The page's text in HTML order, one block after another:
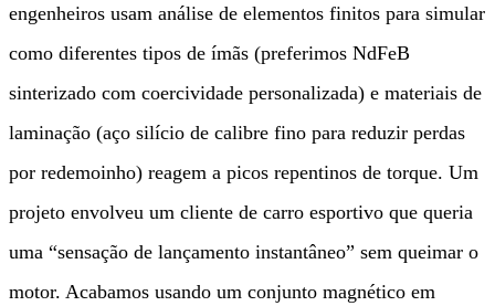
engenheiros usam análise de elementos finitos para simular
como diferentes tipos de ímãs (preferimos NdFeB
sinterizado com coercividade personalizada) e materiais de
laminação (aço silício de calibre fino para reduzir perdas
por redemoinho) reagem a picos repentinos de torque. Um
projeto envolveu um cliente de carro esportivo que queria
uma “sensação de lançamento instantâneo” sem queimar o
motor. Acabamos usando um conjunto magnético em